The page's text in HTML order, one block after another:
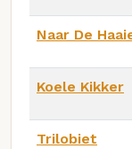
Naar De
Koele Kikker
Trilobiet